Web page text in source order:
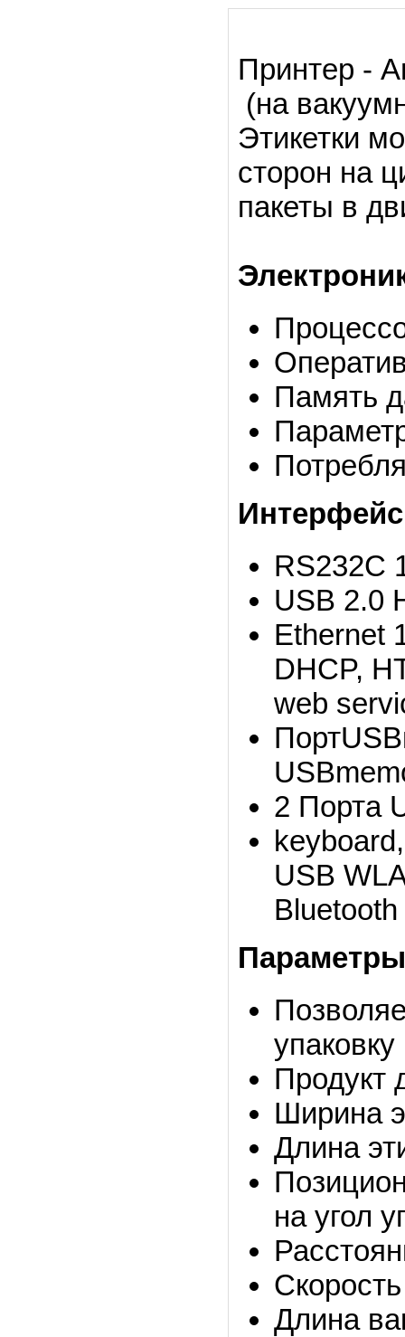
Принтер -
(на
Этикетки
сторон на
пакеты в
Память
RS232C
USB 2.0
Ethernet
DHCP,
web
2 Порта
USB
Продукт
Ширина
Длина
на угол
Длина